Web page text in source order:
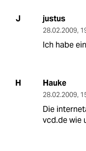
J justus
28.02.2009,
Ich habe
H Hauke
28.02.2009,
Die
vcd.de wie